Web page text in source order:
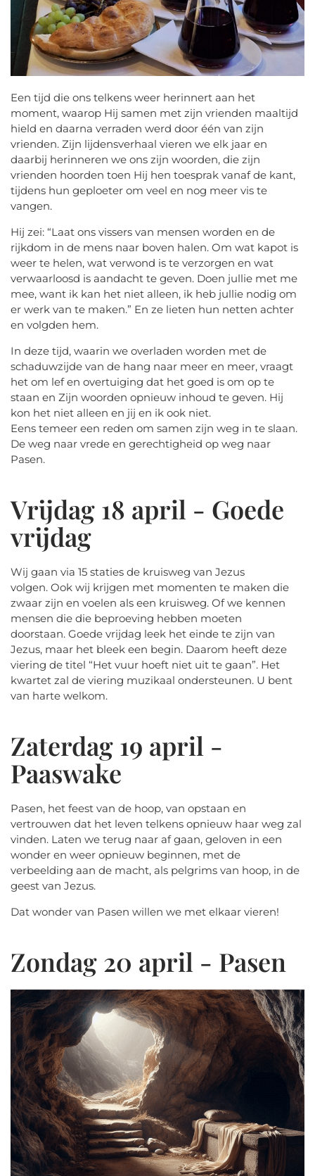
Een tijd die ons telkens weer herinnert aan het
moment, waarop Hij samen met zijn vrienden maaltijd
hield en daarna verraden werd door één van zijn
vrienden. Zijn lijdensverhaal vieren we elk jaar en
daarbij herinneren we ons zijn woorden, die zijn
vrienden hoorden toen Hij hen toesprak vanaf de kant,
tijdens hun geploeter om veel en nog meer vis te
vangen.
Hij zei: “Laat ons vissers van mensen worden en de
rijkdom in de mens naar boven halen. Om wat kapot is
weer te helen, wat verwond is te verzorgen en wat
verwaarloosd is aandacht te geven. Doen jullie met me
mee, want ik kan het niet alleen, ik heb jullie nodig om
er werk van te maken.” En ze lieten hun netten achter
en volgden hem.
In deze tijd, waarin we overladen worden met de
schaduwzijde van de hang naar meer en meer, vraagt
het om lef en overtuiging dat het goed is om op te
staan en Zijn woorden opnieuw inhoud te geven. Hij
kon het niet alleen en jij en ik ook niet.
Eens temeer een reden om samen zijn weg in te slaan.
De weg naar vrede en gerechtigheid op weg naar
Pasen.
Vrijdag 18 april - Goede
vrijdag
Wij gaan via 15 staties de kruisweg van Jezus
volgen. Ook wij krijgen met momenten te maken die
zwaar zijn en voelen als een kruisweg. Of we kennen
mensen die die beproeving hebben moeten
doorstaan. Goede vrijdag leek het einde te zijn van
Jezus, maar het bleek een begin. Daarom heeft deze
viering de titel “Het vuur hoeft niet uit te gaan”. Het
kwartet zal de viering muzikaal ondersteunen. U bent
van harte welkom.
Zaterdag 19 april -
Paaswake
Pasen, het feest van de hoop, van opstaan en
vertrouwen dat het leven telkens opnieuw haar weg zal
vinden. Laten we terug naar af gaan, geloven in een
wonder en weer opnieuw beginnen, met de
verbeelding aan de macht, als pelgrims van hoop, in de
geest van Jezus.
Dat wonder van Pasen willen we met elkaar vieren!
Zondag 20 april - Pasen